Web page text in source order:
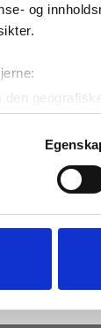
og
den
å aktivt
dine
tilbake